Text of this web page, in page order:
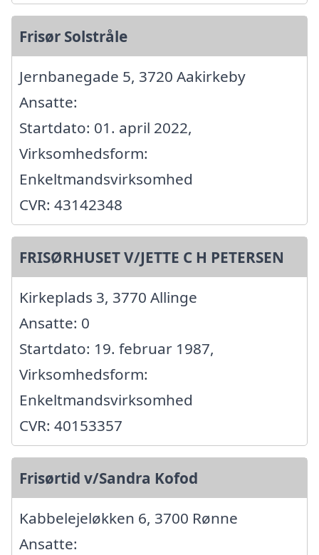
Frisør Solstråle
Jernbanegade 5, 3720 Aakirkeby
Ansatte:
Startdato: 01. april 2022,
Virksomhedsform:
Enkeltmandsvirksomhed
CVR: 43142348
FRISØRHUSET V/JETTE C H PETERSEN
Kirkeplads 3, 3770 Allinge
Ansatte: 0
Startdato: 19. februar 1987,
Virksomhedsform:
Enkeltmandsvirksomhed
CVR: 40153357
Frisørtid v/Sandra Kofod
Kabbelejeløkken 6, 3700 Rønne
Ansatte: